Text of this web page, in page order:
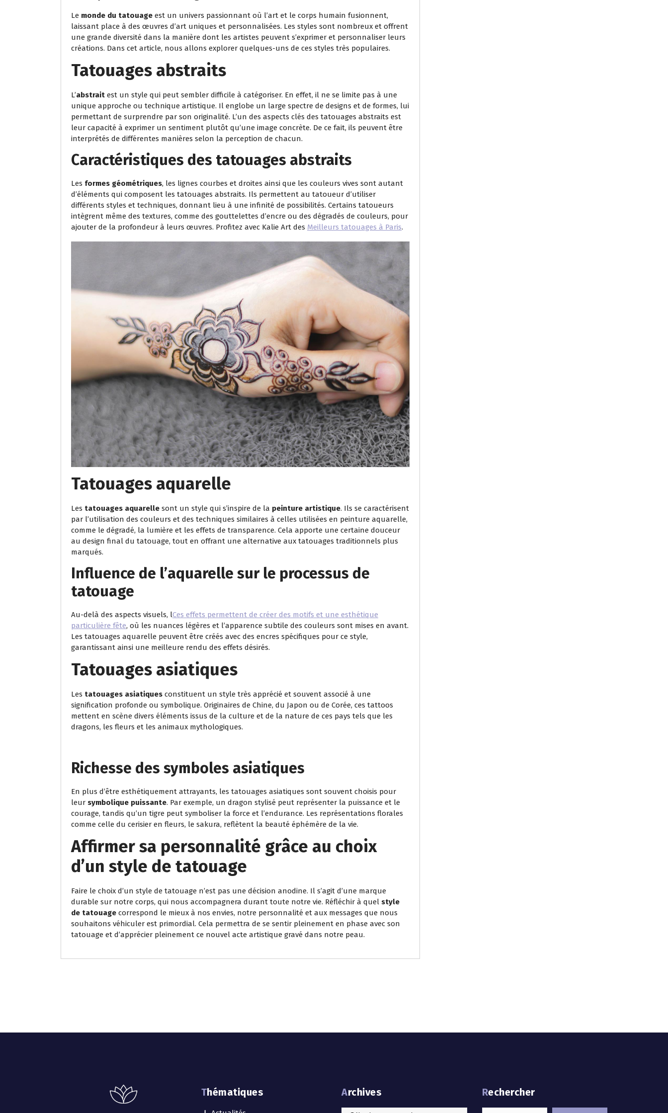
Le monde du tatouage est un univers passionnant où l’art et le corps humain fusionnent,
laissant place à des œuvres d’art uniques et personnalisées. Les styles sont nombreux et offrent
une grande diversité dans la manière dont les artistes peuvent s’exprimer et personnaliser leurs
créations. Dans cet article, nous allons explorer quelques-uns de ces styles très populaires.
Tatouages abstraits
L’abstrait est un style qui peut sembler difficile à catégoriser. En effet, il ne se limite pas à une
unique approche ou technique artistique. Il englobe un large spectre de designs et de formes, lui
permettant de surprendre par son originalité. L’un des aspects clés des tatouages abstraits est
leur capacité à exprimer un sentiment plutôt qu’une image concrète. De ce fait, ils peuvent être
interprétés de différentes manières selon la perception de chacun.
Caractéristiques des tatouages abstraits
Les formes géométriques, les lignes courbes et droites ainsi que les couleurs vives sont autant
d’éléments qui composent les tatouages abstraits. Ils permettent au tatoueur d’utiliser
différents styles et techniques, donnant lieu à une infinité de possibilités. Certains tatoueurs
intègrent même des textures, comme des gouttelettes d’encre ou des dégradés de couleurs, pour
ajouter de la profondeur à leurs œuvres. Profitez avec Kalie Art des Meilleurs tatouages à Paris.
Tatouages aquarelle
Les tatouages aquarelle sont un style qui s’inspire de la peinture artistique. Ils se caractérisent
par l’utilisation des couleurs et des techniques similaires à celles utilisées en peinture aquarelle,
comme le dégradé, la lumière et les effets de transparence. Cela apporte une certaine douceur
au design final du tatouage, tout en offrant une alternative aux tatouages traditionnels plus
marqués.
Influence de l’aquarelle sur le processus de
tatouage
Au-delà des aspects visuels, lCes effets permettent de créer des motifs et une esthétique
particulière fête, où les nuances légères et l’apparence subtile des couleurs sont mises en avant.
Les tatouages aquarelle peuvent être créés avec des encres spécifiques pour ce style,
garantissant ainsi une meilleure rendu des effets désirés.
Tatouages asiatiques
Les tatouages asiatiques constituent un style très apprécié et souvent associé à une
signification profonde ou symbolique. Originaires de Chine, du Japon ou de Corée, ces tattoos
mettent en scène divers éléments issus de la culture et de la nature de ces pays tels que les
dragons, les fleurs et les animaux mythologiques.
Richesse des symboles asiatiques
En plus d’être esthétiquement attrayants, les tatouages asiatiques sont souvent choisis pour
leur symbolique puissante. Par exemple, un dragon stylisé peut représenter la puissance et le
courage, tandis qu’un tigre peut symboliser la force et l’endurance. Les représentations florales
comme celle du cerisier en fleurs, le sakura, reflètent la beauté éphémère de la vie.
Affirmer sa personnalité grâce au choix
d’un style de tatouage
Faire le choix d’un style de tatouage n’est pas une décision anodine. Il s’agit d’une marque
durable sur notre corps, qui nous accompagnera durant toute notre vie. Réfléchir à quel style
de tatouage correspond le mieux à nos envies, notre personnalité et aux messages que nous
souhaitons véhiculer est primordial. Cela permettra de se sentir pleinement en phase avec son
tatouage et d’apprécier pleinement ce nouvel acte artistique gravé dans notre peau.
Thématiques Archives Rechercher